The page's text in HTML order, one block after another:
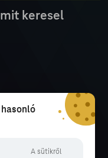
keresel
hasonló
A sütikről